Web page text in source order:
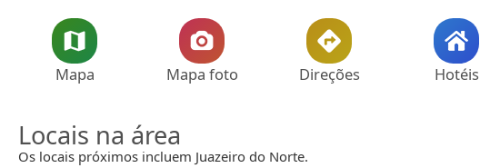
Mapa Mapa foto Direções Hotéis
Locais na área
Os locais próximos incluem Juazeiro do Norte.